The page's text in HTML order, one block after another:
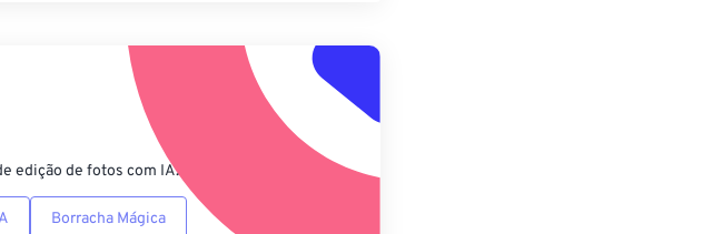
Aplicar a partir da predefinição
Salvar como predefinição
edição de fotos com IA.
Borracha Mágica